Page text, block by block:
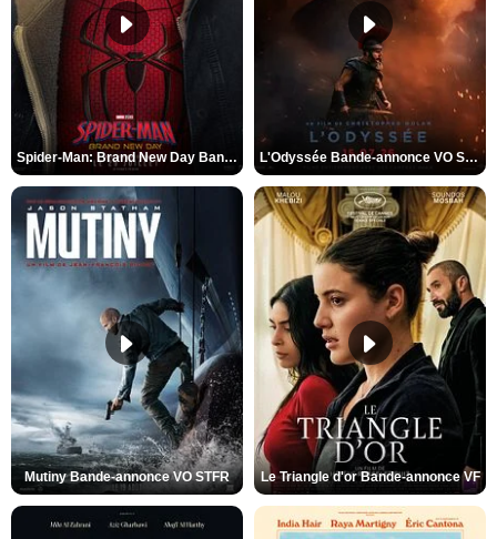
Spider-Man: Brand New Day Bande-annonce VO STFR L'Odyssée Bande-annonce VO STFR
Mutiny Bande-annonce VO STFR Le Triangle d'or Bande-annonce VF